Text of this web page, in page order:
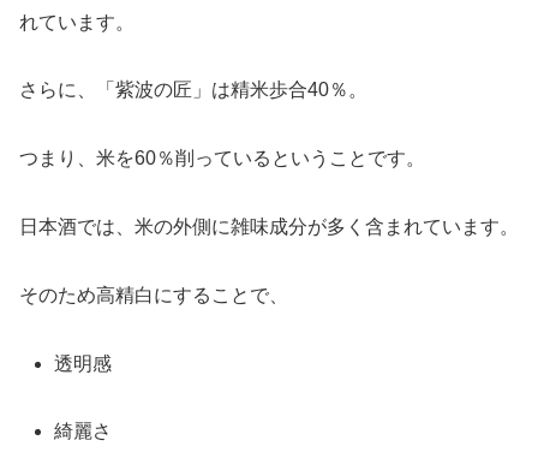
れています。
さらに、「紫波の匠」は精米歩合40％。
つまり、米を60％削っているということです。
日本酒では、米の外側に雑味成分が多く含まれています。
そのため高精白にすることで、
透明感
綺麗さ